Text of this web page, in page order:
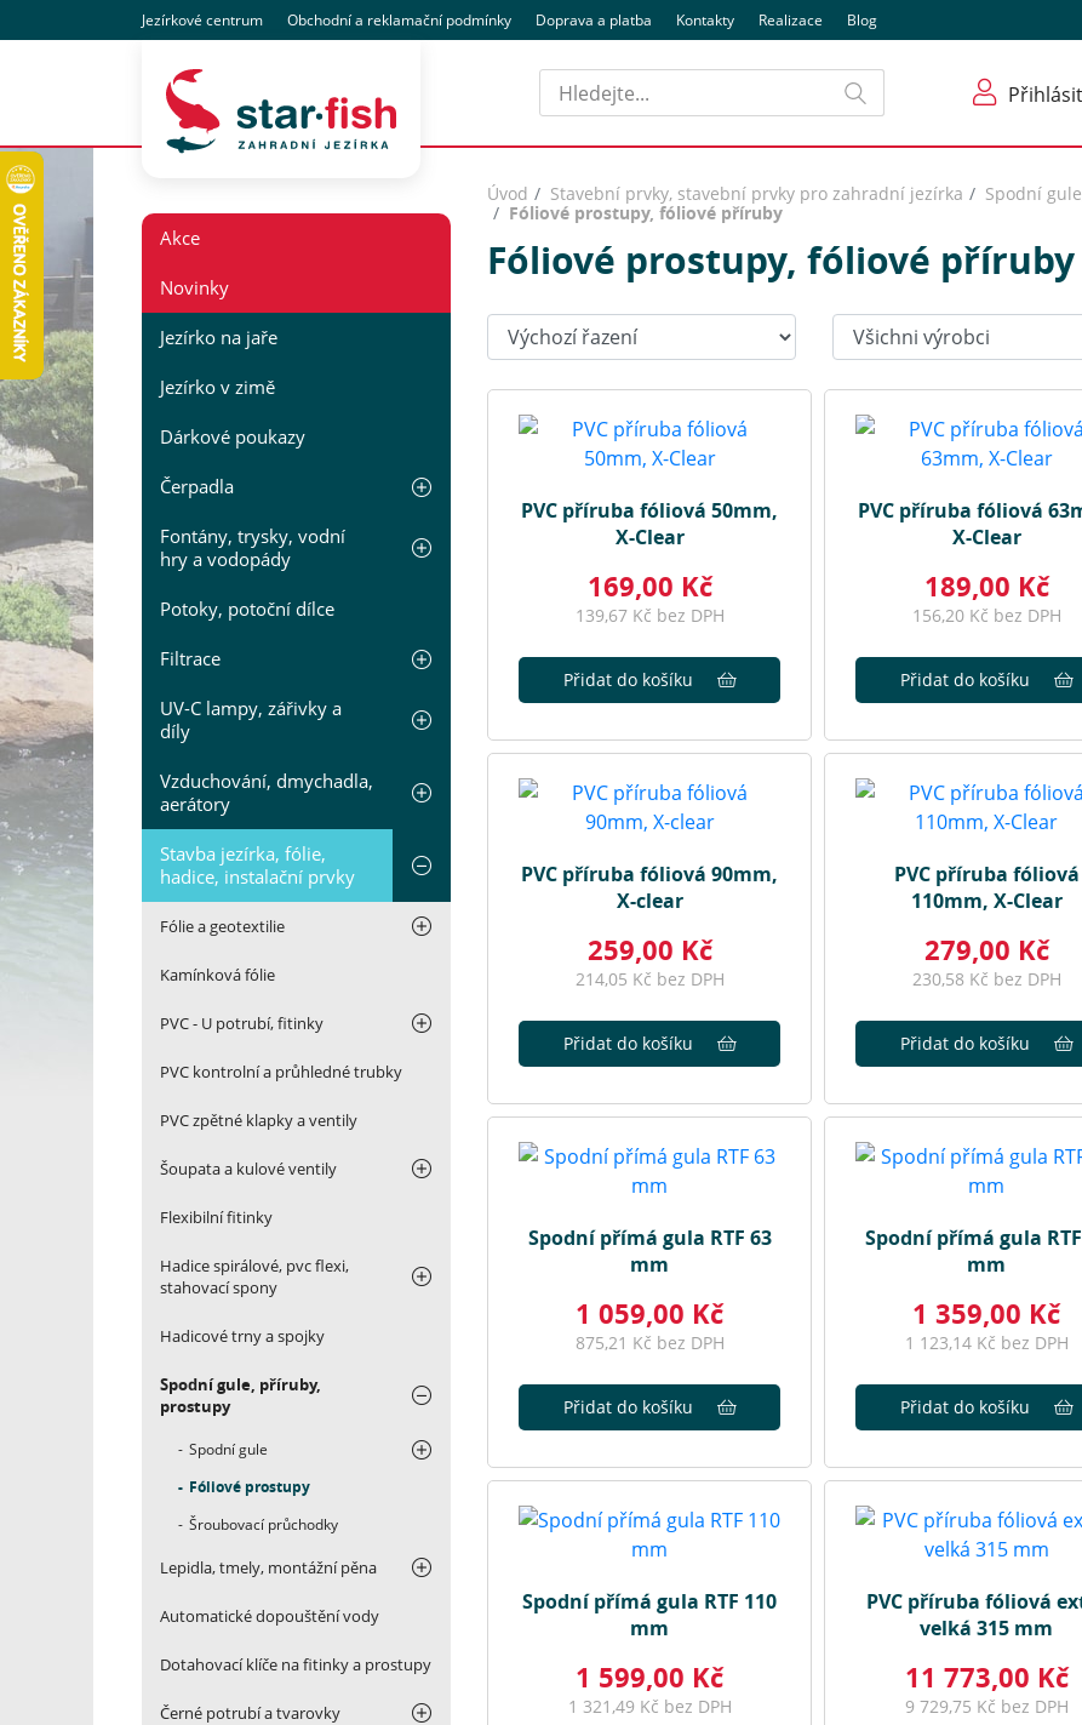
Jezírkové centrum Obchodnía reklamační podmínky Doprava a platba Kontakty Realizace Blog
Hledat
Přihlásit
Akce
Novinky
Jezírko na jaře
Jezírko v zimě
Dárkové poukazy
Čerpadla
Fontány, trysky, vodní
hry a vodopády
Potoky, potoční dílce
Filtrace
UV-C lampy, zářivky a
díly
Vzduchování, dmychadla,
aerátory
Stavba jezírka, fólie,
hadice, instalační prvky
Fólie a geotextilie
Kamínková fólie
PVC - U potrubí, fitinky
PVC kontrolní a průhledné trubky
PVC zpětné klapky a ventily
Šoupata a kulové ventily
Flexibilní fitinky
Hadice spirálové, pvc flexi,
stahovací spony
Hadicové trny a spojky
Spodní gule, příruby,
prostupy
Spodní gule
Fóliové prostupy
Šroubovací průchodky
Lepidla, tmely, montážní pěna
Automatické dopouštění vody
Dotahovací klíče na fitinky a prostupy
Černé potrubí a tvarovky
Úvod Stavební prvky, stavební prvky pro zahradní jezírka
Spodní
Fóliové prostupy, fóliové příruby
Fóliové prostupy, fóliové příruby
Seřadit: Výrobci:
PVC příruba fóliová 50mm,
X-Clear
169,00 Kč
139,67 Kč bez DPH
Přidat do košíku
PVC příruba fóliová
X-Clear
189,00 Kč
156,20 Kč bez DPH
Přidat do košíku
PVC příruba fóliová 90mm,
X-clear
259,00 Kč
214,05 Kč bez DPH
Přidat do košíku
PVC příruba fóliová
110mm, X-Clear
279,00 Kč
230,58 Kč bez DPH
Přidat do košíku
Spodní přímá gula RTF 63
mm
1 059,00 Kč
875,21 Kč bez DPH
Přidat do košíku
Spodní přímá gula
mm
1 359,00 Kč
1 123,14 Kč bez DPH
Přidat do košíku
Spodní přímá gula RTF 110
mm
1 599,00 Kč
1 321,49 Kč bez DPH
PVC příruba fóliová
velká 315 mm
11 773,00 Kč
9 729,75 Kč bez DPH